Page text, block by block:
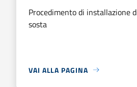
Procedimento di installazione
sosta
VAI ALLA PAGINA